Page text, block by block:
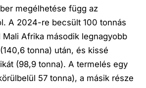
megélhetése függ az
A 2024-re becsült 100 tonnás
Afrika második legnagyobb
tonna) után, és kissé
(98,9 tonna). A termelés egy
57 tonna), a másik része